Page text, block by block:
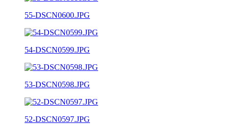
55-DSCN0600.JPG
54-DSCN0599.JPG
53-DSCN0598.JPG
52-DSCN0597.JPG